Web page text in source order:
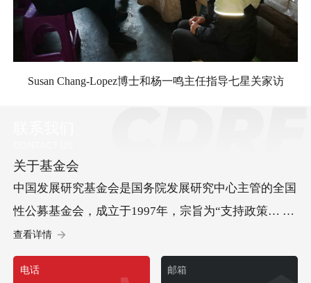
Susan Chang-Lopez博士和杨一鸣主任指导七星关家访
关于基金会
中国发展研究基金会是国务院发展研究中心主管的全国
性公募基金会，成立于1997年，宗旨为“支持政策… 研
究、促进科学决策、服务中国发展”。基金会承办“中国
发展高层论坛”，开展儿童发展等方面的社会试验项
目，承担经济社会以及可持续发展等多领域重要研究课
查看详情
电话 邮箱